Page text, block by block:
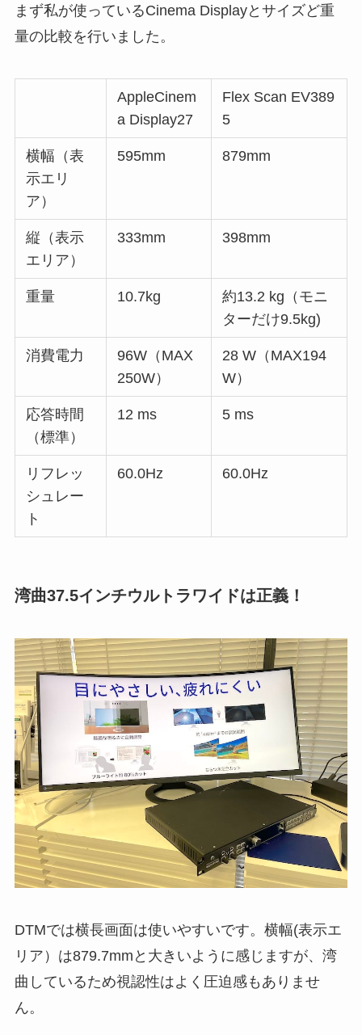
まず私が使っているCinema Displayとサイズど重
量の比較を行いました。
AppleCinem
a Display27
Flex Scan EV389
5
横幅（表
示エリ
ア）
595mm 879mm
縦（表示
エリア）
333mm 398mm
重量 10.7kg
約13.2 kg（モニ
ターだけ9.5kg)
消費電力
96W（MAX
250W）
28 W（MAX194
W）
応答時間
（標準）
12 ms 5 ms
リフレッ
シュレー
ト
60.0Hz 60.0Hz
湾曲37.5インチウルトラワイドは正義！
DTMでは横長画面は使いやすいです。横幅(表示エ
リア）は879.7mmと大きいように感じますが、湾
曲しているため視認性はよく圧迫感もありませ
ん。